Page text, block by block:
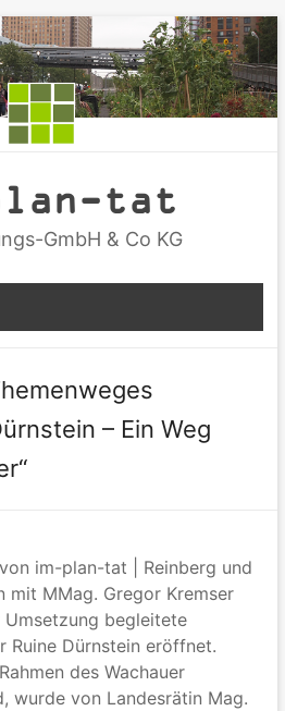
tat
GmbH & Co KG
– Ein Weg
im-plan-tat | Reinberg und
mit MMag. Gregor Kremser
begleitete
Ruine Dürnstein eröffnet.
des Wachauer
wurde von Landesrätin Mag.